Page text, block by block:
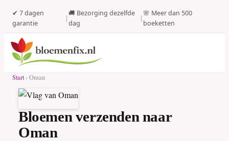
✔ 7 dagen
garantie
|
🚚 Bezorging dezelfde
dag
|
🌸 Meer dan 500
boeketten
Start› Oman
Bloemen verzenden naar
Oman